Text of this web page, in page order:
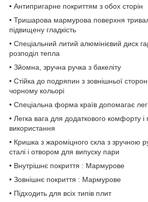
• Антипригарне покриттям з обох сторін
• Тришарова мармурова поверхня
підвищену гладкість
• Спеціальний литий алюмінієвий диск
розподіл тепла
• Зйомна, зручна ручка з бакеліту
• Стійка до подряпин з зовнішньої
чорному кольорі
• Спеціальна форма країв допомагає
• Легка вага для додаткового комфорту і
використання
• Кришка з жароміцного скла з зручною
сталі і отвором для випуску пари
• Внутрішнє покриття : Мармурове
• Зовнішнє покриття : Мармурове
• Підходить для всіх типів плит